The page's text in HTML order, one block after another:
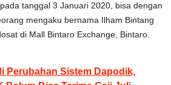
tanggal 3 Januari 2020, bisa dengan
mengaku bernama Ilham Bintang
di Mall Bintaro Exchange, Bintaro.
Perubahan Sistem Dapodik,